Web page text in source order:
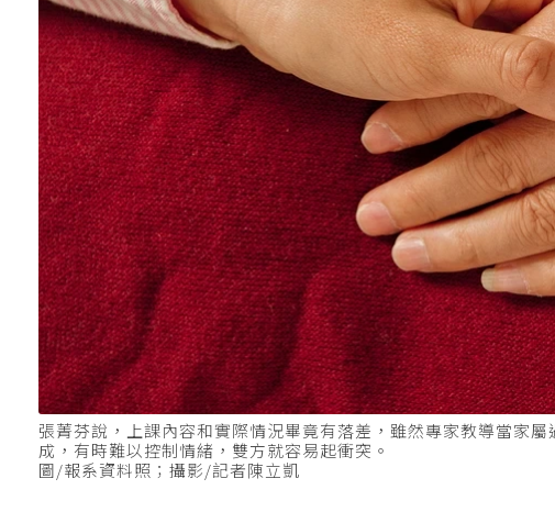
張菁芬說，上課內容和實際情況畢竟有落差，雖然專家教導當家
成，有時難以控制情緒，雙方就容易起衝突。
圖/報系資料照；攝影/記者陳立凱